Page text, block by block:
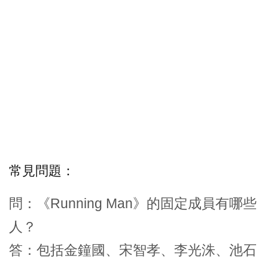
常見問題：
問：《Running Man》的固定成員有哪些
人？
答：包括金鐘國、宋智孝、李光洙、池石